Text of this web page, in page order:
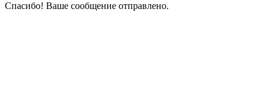
Спасибо! Ваше сообщение отправлено.